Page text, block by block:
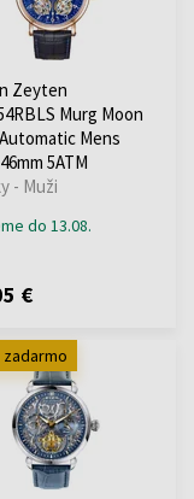
Zeyten
Murg Moon
Mens
5ATM
- Muži
do 13.08.
€